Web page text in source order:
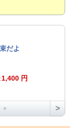
だよ
1,400 円
>